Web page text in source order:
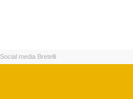
Social media Bretelli